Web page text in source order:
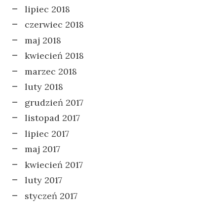
lipiec 2018
czerwiec 2018
maj 2018
kwiecień 2018
marzec 2018
luty 2018
grudzień 2017
listopad 2017
lipiec 2017
maj 2017
kwiecień 2017
luty 2017
styczeń 2017